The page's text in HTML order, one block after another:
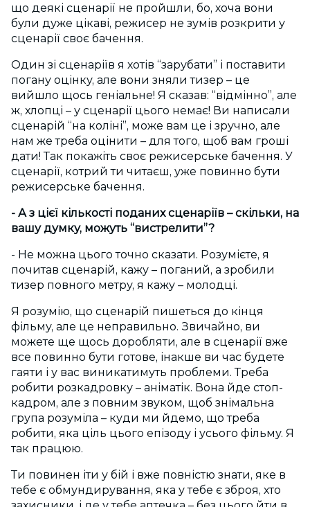
що деякі сценарії не пройшли, бо, хоча вони
були дуже цікаві, режисер не зумів розкрити у
сценарії своє бачення.
Один зі сценаріїв я хотів “зарубати” і поставити
погану оцінку, але вони зняли тизер – це
вийшло щось геніальне! Я сказав: “відмінно”, але
ж, хлопці – у сценарії цього немає! Ви написали
сценарій “на коліні”, може вам це і зручно, але
нам же треба оцінити – для того, щоб вам гроші
дати! Так покажіть своє режисерське бачення. У
сценарії, котрий ти читаєш, уже повинно бути
режисерське бачення.
- А з цієї кількості поданих сценаріїв – скільки, на
вашу думку, можуть “вистрелити”?
- Не можна цього точно сказати. Розумієте, я
почитав сценарій, кажу – поганий, а зробили
тизер повного метру, я кажу – молодці.
Я розумію, що сценарій пишеться до кінця
фільму, але це неправильно. Звичайно, ви
можете ще щось доробляти, але в сценарії вже
все повинно бути готове, інакше ви час будете
гаяти і у вас виникатимуть проблеми. Треба
робити розкадровку – аніматік. Вона йде стоп-
кадром, але з повним звуком, щоб знімальна
група розуміла – куди ми йдемо, що треба
робити, яка ціль цього епізоду і усього фільму. Я
так працюю.
Ти повинен іти у бій і вже повністю знати, яке в
тебе є обмундирування, яка у тебе є зброя, хто